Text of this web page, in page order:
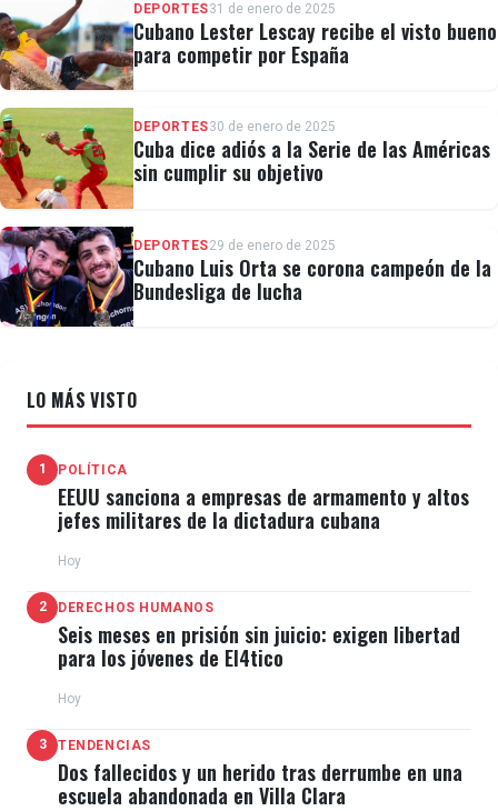
DEPORTES31 de enero de 2025
Cubano Lester Lescay recibe el visto bueno
para competir por España
DEPORTES30 de enero de 2025
Cuba dice adiós a la Serie de las Américas
sin cumplir su objetivo
DEPORTES29 de enero de 2025
Cubano Luis Orta se corona campeón de la
Bundesliga de lucha
LO MÁS VISTO
1 POLÍTICA
EEUU sanciona a empresas de armamento y altos
jefes militares de la dictadura cubana
Hoy
2 DERECHOS HUMANOS
Seis meses en prisión sin juicio: exigen libertad
para los jóvenes de El4tico
Hoy
3 TENDENCIAS
Dos fallecidos y un herido tras derrumbe en una
escuela abandonada en Villa Clara